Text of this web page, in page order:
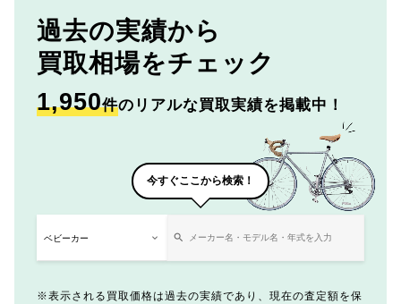
過去の実績から
買取相場をチェック
1,950件のリアルな買取実績を掲載中！
今すぐここから検索！
表示される買取価格は過去の実績であり、現在の査定額を保